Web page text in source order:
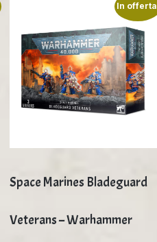
In
Space Marines Bladeguard
Veterans – Warhammer